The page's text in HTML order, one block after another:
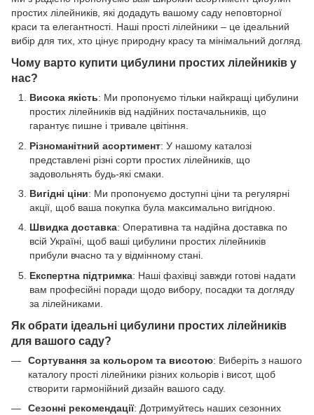
простих лілейників, які додадуть вашому саду неповторної
краси та елегантності. Наші прості лілейники – це ідеальний
вибір для тих, хто цінує природну красу та мінімальний догляд.
Чому варто купити цибулини простих лілейників у
нас?
Висока якість: Ми пропонуємо тільки найкращі цибулини
простих лілейників від надійних постачальників, що
гарантує пишне і тривале цвітіння.
Різноманітний асортимент: У нашому каталозі
представлені різні сорти простих лілейників, що
задовольнять будь-які смаки.
Вигідні ціни: Ми пропонуємо доступні ціни та регулярні
акції, щоб ваша покупка була максимально вигідною.
Швидка доставка: Оперативна та надійна доставка по
всій Україні, щоб ваші цибулини простих лілейників
прибули вчасно та у відмінному стані.
Експертна підтримка: Наші фахівці завжди готові надати
вам професійні поради щодо вибору, посадки та догляду
за лілейниками.
Як обрати ідеальні цибулини простих лілейників
для вашого саду?
Сортування за кольором та висотою: Виберіть з нашого
каталогу прості лілейники різних кольорів і висот, щоб
створити гармонійний дизайн вашого саду.
Сезонні рекомендації: Дотримуйтесь наших сезонних